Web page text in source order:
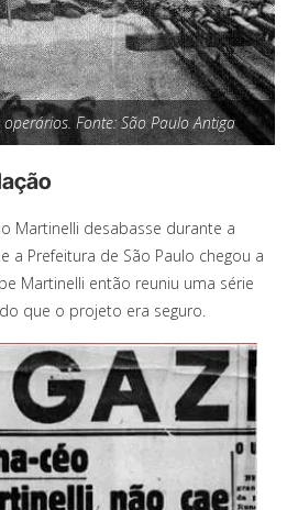
Fonte: São Paulo Antiga
Martinelli desabasse durante a
a Prefeitura de São Paulo chegou a
Martinelli então reuniu uma série
que o projeto era seguro.